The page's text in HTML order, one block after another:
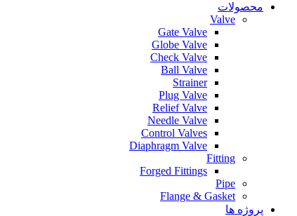
محصولات
Valve
Gate Valve
Globe Valve
Check Valve
Ball Valve
Strainer
Plug Valve
Relief Valve
Needle Valve
Control Valves
Diaphragm Valve
Fitting
Forged Fittings
Pipe
Flange & Gasket
پروژه ها